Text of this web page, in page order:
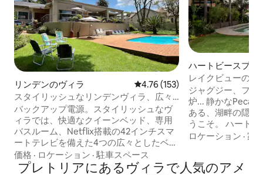
リンデンのヴィラ レビュー153件、5つ星中4.76つ
4.76 (153)
スタイリッシュなリンデンヴィラ、広々
とした庭、プール、ソーラー
バックアップ電源。スタイリッシュなヴ
ィラでは、快適なクイーンベッド、専用
バスルーム、Netflix搭載の42インチスマ
ートテレビを備えた4つの広々としたベッ
ドルームでご家族やグループでお休みい
ただけます。クリスタルクリアなプール
価格 · ロケーション · 駐車スペース
ハートビースプー
然保護区のヴィラ
レイクビューの寝
Pecanwood Golf
ジャグジー、ファ
炉... 静かな
ある、湖畔の隠れ
うこそ。 ハート
を眺めながら、
つのバスルーム
ロケーション ·家
プレトリアにあるヴィラで人気のアメ